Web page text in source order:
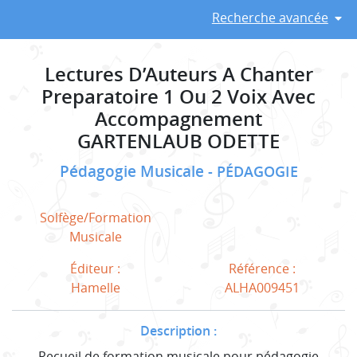
Recherche avancée
Lectures D’Auteurs A Chanter
Preparatoire 1 Ou 2 Voix Avec
Accompagnement
GARTENLAUB ODETTE
Pédagogie Musicale PÉDAGOGIE
Solfège/Formation
Musicale
Éditeur :
Hamelle
Référence :
ALHA009451
Description :